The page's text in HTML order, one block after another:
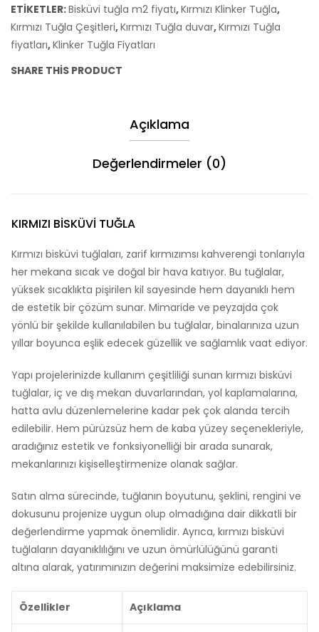
ETIKETLER:Bisküvi tuğla m2 fiyatı,Kırmızı Klinker Tuğla,
Kırmızı Tuğla Çeşitleri,Kırmızı Tuğla duvar,Kırmızı Tuğla
fiyatları,Klinker Tuğla Fiyatları
SHARE THIS PRODUCT
Açıklama
Değerlendirmeler (0)
KIRMIZI BISKÜVI TUĞLA
Kırmızı bisküvi tuğlaları, zarif kırmızımsı kahverengi tonlarıyla
her mekana sıcak ve doğal bir hava katıyor. Bu tuğlalar,
yüksek sıcaklıkta pişirilen kil sayesinde hem dayanıklı hem
de estetik bir çözüm sunar. Mimaride ve peyzajda çok
yönlü bir şekilde kullanılabilen bu tuğlalar, binalarınıza uzun
yıllar boyunca eşlik edecek güzellik ve sağlamlık vaat ediyor.
Yapı projelerinizde kullanım çeşitliliği sunan kırmızı bisküvi
tuğlalar, iç ve dış mekan duvarlarından, yol kaplamalarına,
hatta avlu düzenlemelerine kadar pek çok alanda tercih
edilebilir. Hem pürüzsüz hem de kaba yüzey seçenekleriyle,
aradığınız estetik ve fonksiyonelliği bir arada sunarak,
mekanlarınızı kişiselleştirmenize olanak sağlar.
Satın alma sürecinde, tuğlanın boyutunu, şeklini, rengini ve
dokusunu projenize uygun olup olmadığına dair dikkatli bir
değerlendirme yapmak önemlidir. Ayrıca, kırmızı bisküvi
tuğlaların dayanıklılığını ve uzun ömürlülüğünü garanti
altına alarak, yatırımınızın değerini maksimize edebilirsiniz.
Özellikler Açıklama